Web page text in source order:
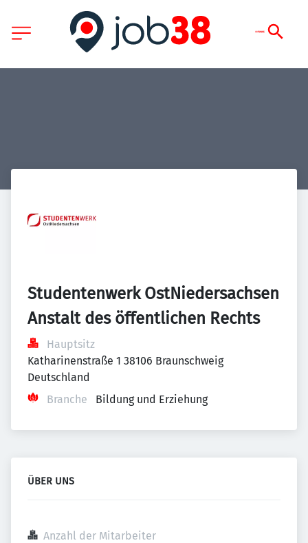
Studentenwerk OstNiedersachsen
Anstalt des öffentlichen Rechts
Hauptsitz
Katharinenstraße 1 38106 Braunschweig
Deutschland
Branche
Bildung und Erziehung
ÜBER UNS
Anzahl der Mitarbeiter